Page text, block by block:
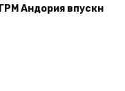
Андория впускн